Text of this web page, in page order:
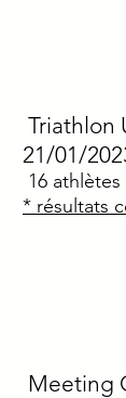
Triathlon
21/01/
16 athlètes
* résultats
Meeting